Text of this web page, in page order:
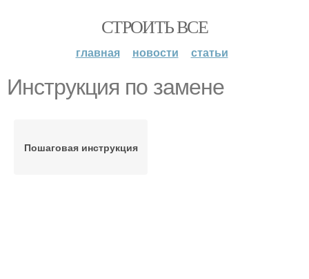
СТРОИТЬ ВСЕ
главная новости статьи
Инструкция по замене
Пошаговая инструкция